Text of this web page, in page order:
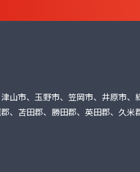
山市、玉野市、笠岡市、井原市
、苫田郡、勝田郡、英田郡、久